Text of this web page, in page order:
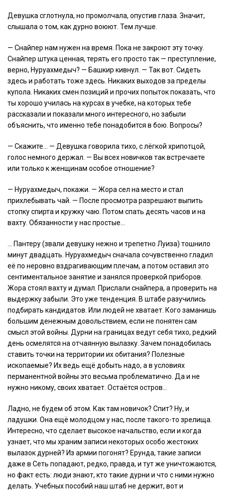
Девушка сглотнула, но промолчала, опустив глаза. Значит,
слышала о том, как дурно воюют. Тем лучше.
— Снайпер нам нужен на время. Пока не закроют эту точку.
Снайпер штука ценная, терять его просто так — преступление,
верно, Нуруахмедыч? — Башкир кивнул. — Так вот. Сидеть
здесь и работать тоже здесь. Никаких выходов за пределы
купола. Никаких смен позиций и прочих попыток показать, что
ты хорошо училась на курсах в учебке, на которых тебе
рассказали и показали много интересного, но забыли
объяснить, что именно тебе понадобится в бою. Вопросы?
— Скажите… — Девушка говорила тихо, с лёгкой хрипотцой,
голос немного держал. — Вы всех новичков так встречаете
или только к женщинам особое отношение?
— Нуруахмедыч, покажи. — Жора сел на место и стал
прихлебывать чай. — После просмотра разрешают выпить
стопку спирта и кружку чаю. Потом спать десять часов и на
вахту. Обязанности у нас простые…
… Пантеру (звали девушку нежно и трепетно Луиза) тошнило
минут двадцать. Нуруахмедыч сначала сочувственно гладил
её по неровно вздрагивающим плечам, а потом оставил это
сентиментальное занятие и занялся проверкой приборов.
Жора стоял вахту и думал. Прислали снайпера, а проверить на
выдержку забыли. Это уже тенденция. В штабе разучились
подбирать кандидатов. Или людей не хватает. Кого заманишь
большим денежным довольствием, если не понятен сам
смысл этой войны. Дурни на границах ведут себя тихо, редкий
день осмелятся на отчаянную вылазку. Зачем понадобилась
ставить точки на территории их обитания? Полезные
ископаемые? Их ведь ещё добыть надо, а в условиях
перманентной войны это весьма проблематично. Да и не
нужно никому, своих хватает. Остаётся остров…
Ладно, не будем об этом. Как там новичок? Спит? Ну, и
ладушки. Она ещё молодцом у нас, после такого-то зрелища.
Интересно, что сделает высокое начальство, если и когда
узнает, что мы храним записи некоторых особо жестоких
вылазок дурней? Из армии погонят? Ерунда, такие записи
даже в Сеть попадают, редко, правда, и тут же уничтожаются,
но факт есть: люди знают, кто такие дурни и что с ними нужно
делать. Учебных пособий наш штаб не держит, вот и